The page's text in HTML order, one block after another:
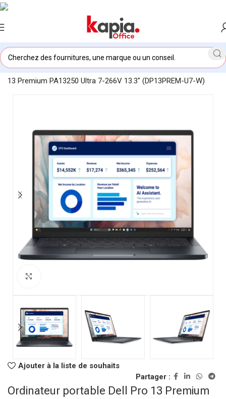
Accueil/KAPIA OFFICE MAROC/Ordinateur portable Dell Pro
13 Premium PA13250 Ultra 7-266V 13.3″ (DP13PREM-U7-W)
Ajouter à la liste de souhaits
Partager :
Ordinateur portable Dell Pro 13 Premium